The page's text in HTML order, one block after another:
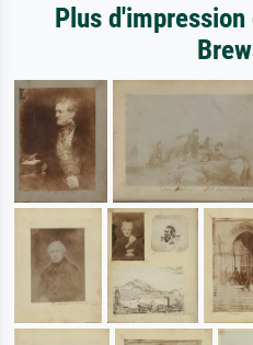
Plus d'impression